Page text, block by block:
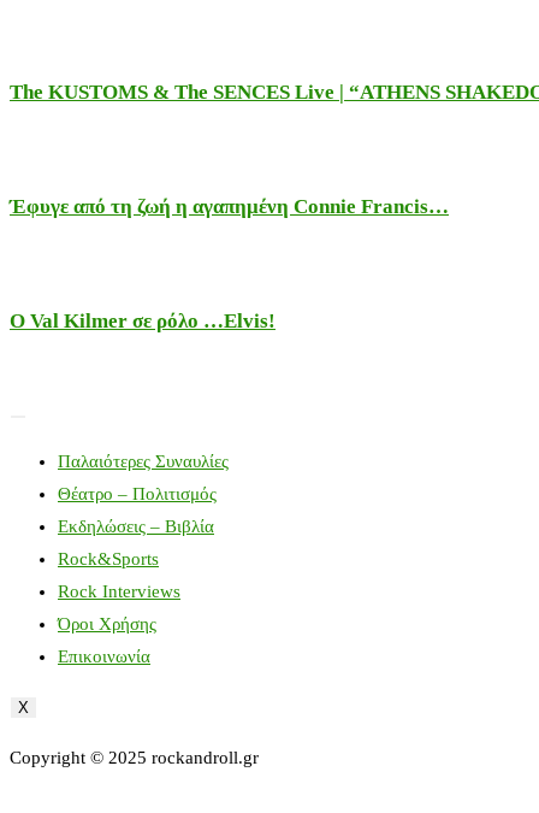
The KUSTOMS & The SENCES Live | “ATHENS
Έφυγε από τη ζωή η αγαπημένη Connie Francis…
Ο Val Kilmer σε ρόλο …Elvis!
Παλαιότερες Συναυλίες
Θέατρο – Πολιτισμός
Εκδηλώσεις – Βιβλία
Rock&Sports
Rock Interviews
Όροι Χρήσης
Επικοινωνία
X
Copyright © 2025 rockandroll.gr